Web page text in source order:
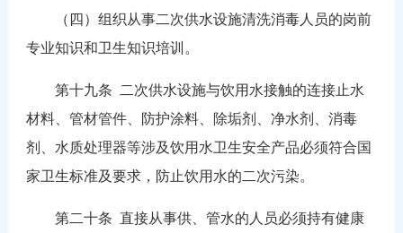
（四）组织从事二次供水设施清洗消毒人员的岗前
专业知识和卫生知识培训。
第十九条 二次供水设施与饮用水接触的连接止水
材料、管材管件、防护涂料、除垢剂、净水剂、消毒
剂、水质处理器等涉及饮用水卫生安全产品必须符合国
家卫生标准及要求，防止饮用水的二次污染。
第二十条 直接从事供、管水的人员必须持有健康